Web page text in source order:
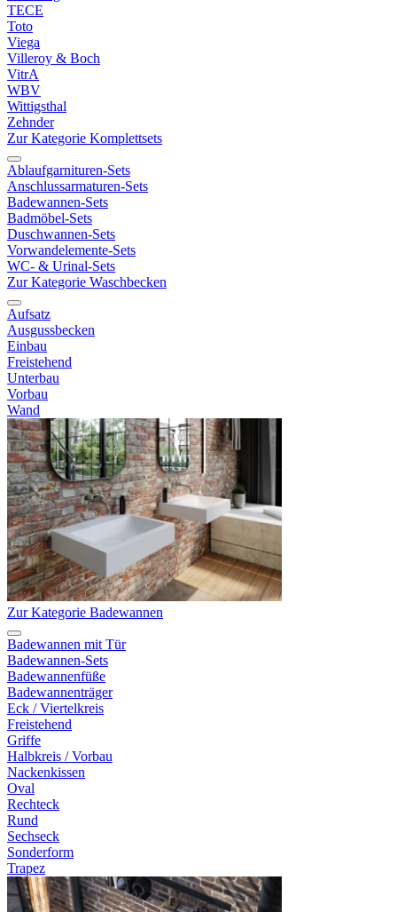
TECE
Toto
Viega
Villeroy & Boch
VitrA
WBV
Wittigsthal
Zehnder
Zur Kategorie Komplettsets
Ablaufgarnituren-Sets
Anschlussarmaturen-Sets
Badewannen-Sets
Badmöbel-Sets
Duschwannen-Sets
Vorwandelemente-Sets
WC- & Urinal-Sets
Zur Kategorie Waschbecken
Aufsatz
Ausgussbecken
Einbau
Freistehend
Unterbau
Vorbau
Wand
Zur Kategorie Badewannen
Badewannen mit Tür
Badewannen-Sets
Badewannenfüße
Badewannenträger
Eck / Viertelkreis
Freistehend
Griffe
Halbkreis / Vorbau
Nackenkissen
Oval
Rechteck
Rund
Sechseck
Sonderform
Trapez